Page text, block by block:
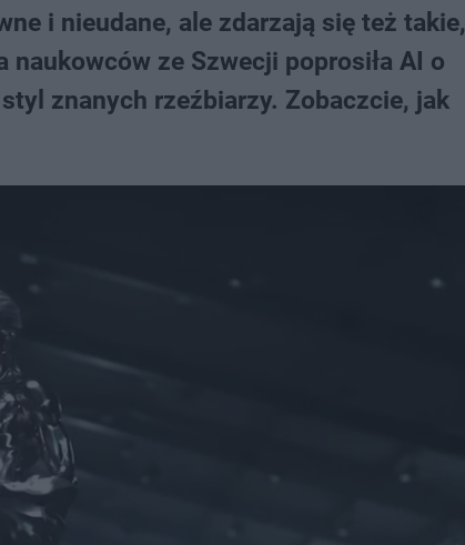
i nieudane, ale zdarzają się też takie,
ze Szwecji poprosiła AI o
znanych rzeźbiarzy. Zobaczcie, jak